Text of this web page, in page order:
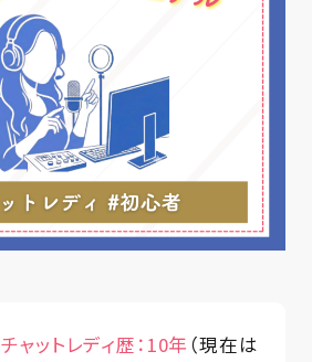
チャットレディ歴：10年 （現在は